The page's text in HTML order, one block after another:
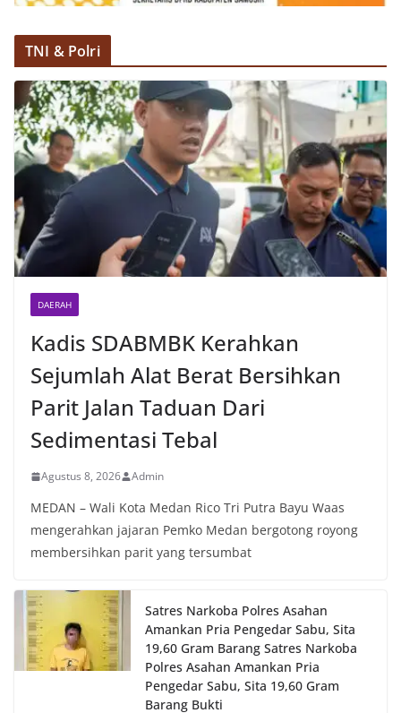
TNI & Polri
DAERAH
Kadis SDABMBK Kerahkan
Sejumlah Alat Berat Bersihkan
Parit Jalan Taduan Dari
Sedimentasi Tebal
Agustus 8, 2026 Admin
MEDAN – Wali Kota Medan Rico Tri Putra Bayu Waas
mengerahkan jajaran Pemko Medan bergotong royong
membersihkan parit yang tersumbat
Satres Narkoba Polres Asahan
Amankan Pria Pengedar Sabu, Sita
19,60 Gram Barang Satres Narkoba
Polres Asahan Amankan Pria
Pengedar Sabu, Sita 19,60 Gram
Barang Bukti